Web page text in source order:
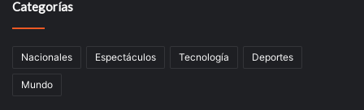
Categorías
Nacionales Espectáculos Tecnologí­a Deportes
Mundo